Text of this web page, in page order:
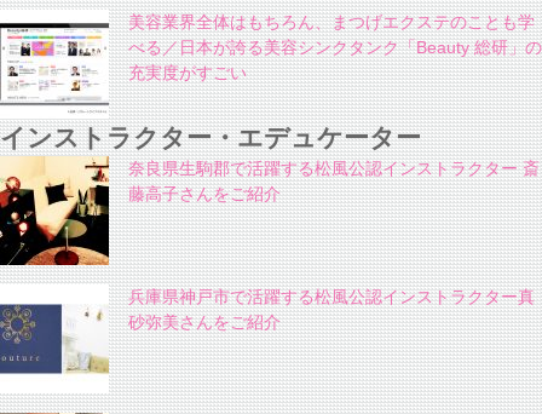
美容業界全体はもちろん、まつげエクステのことも学
べる／日本が誇る美容シンクタンク「Beauty 総研」の
充実度がすごい
インストラクター・エデュケーター
奈良県生駒郡で活躍する松風公認インストラクター 斎
藤高子さんをご紹介
兵庫県神戸市で活躍する松風公認インストラクター真
砂弥美さんをご紹介